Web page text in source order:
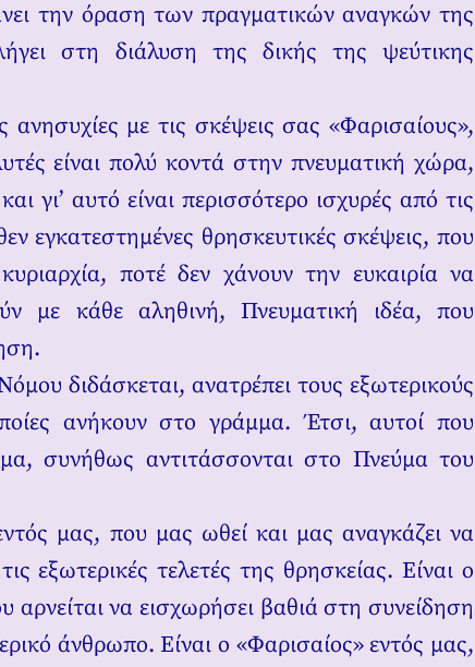
την όραση των πραγματικών αναγκών της
στη διάλυση της δικής της ψεύτικης
με τις σκέψεις σας «Φαρισαίους»,
είναι πολύ κοντά στην πνευματική χώρα,
γι’ αυτό είναι περισσότερο ισχυρές από τις
εγκατεστημένες θρησκευτικές σκέψεις, που
ποτέ δεν χάνουν την ευκαιρία να
με κάθε αληθινή, Πνευματική ιδέα, που
διδάσκεται, ανατρέπει τους εξωτερικούς
ανήκουν στο γράμμα. Έτσι, αυτοί που
συνήθως αντιτάσσονται στο Πνεύμα του
μας, που μας ωθεί και μας αναγκάζει να
εξωτερικές τελετές της θρησκείας. Είναι ο
αρνείται να εισχωρήσει βαθιά στη συνείδηση
άνθρωπο. Είναι ο «Φαρισαίος» εντός μας,